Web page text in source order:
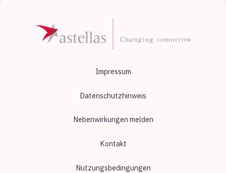
Impressum
Datenschutzhinweis
Nebenwirkungen melden
Kontakt
Nutzungsbedingungen